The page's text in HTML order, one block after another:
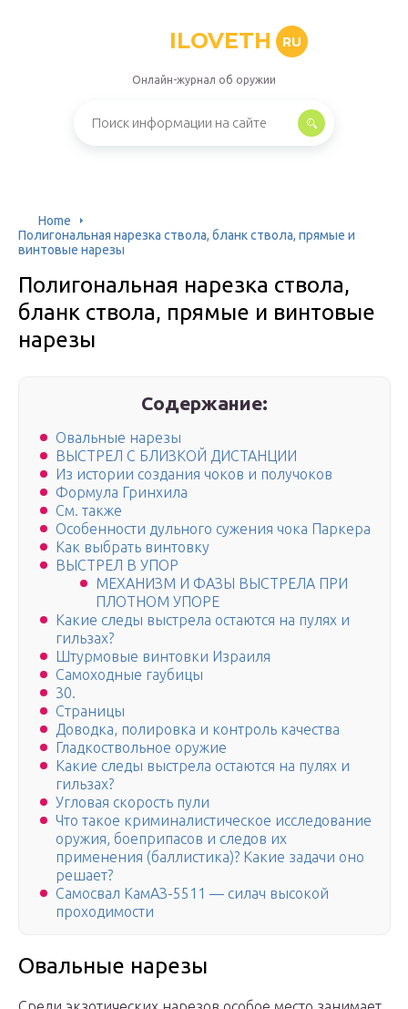
ILOVETH RU
Онлайн-журнал об оружии
Home
Полигональная нарезка ствола, бланк ствола, прямые и
винтовые нарезы
Полигональная нарезка ствола,
бланк ствола, прямые и винтовые
нарезы
Содержание:
Овальные нарезы
ВЫСТРЕЛ С БЛИЗКОЙ ДИСТАНЦИИ
Из истории создания чоков и получоков
Формула Гринхила
См. также
Особенности дульного сужения чока Паркера
Как выбрать винтовку
ВЫСТРЕЛ В УПОР
МЕХАНИЗМ И ФАЗЫ ВЫСТРЕЛА ПРИ
ПЛОТНОМ УПОРЕ
Какие следы выстрела остаются на пулях и
гильзах?
Штурмовые винтовки Израиля
Самоходные гаубицы
30.
Страницы
Доводка, полировка и контроль качества
Гладкоствольное оружие
Какие следы выстрела остаются на пулях и
гильзах?
Угловая скорость пули
Что такое криминалистическое исследование
оружия, боеприпасов и следов их
применения (баллистика)? Какие задачи оно
решает?
Самосвал КамАЗ-5511 — силач высокой
проходимости
Овальные нарезы